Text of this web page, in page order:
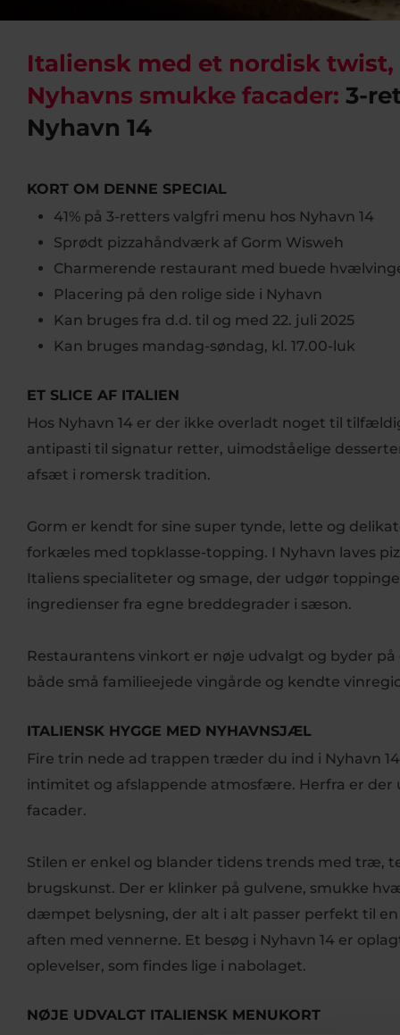
Italiensk med et nordisk
Nyhavns smukke facader: 3-
Nyhavn 14
KORT OM DENNE SPECIAL
41% på 3-retters valgfri menu hos Nyhavn 14
Sprødt pizzahåndværk af Gorm Wisweh
Charmerende restaurant med buede
Placering på den rolige side i Nyhavn
Kan bruges fra d.d. til og med 22. juli 2025
Kan bruges mandag-søndag, kl. 17.00-luk
ET SLICE AF ITALIEN
Hos Nyhavn 14 er der ikke overladt noget til
antipasti til signatur retter, uimodståelige
afsæt i romersk tradition.
Gorm er kendt for sine super tynde, lette og
forkæles med topklasse-topping. I Nyhavn laves
Italiens specialiteter og smage, der udgør
ingredienser fra egne breddegrader i sæson.
Restaurantens vinkort er nøje udvalgt og byder
både små familieejede vingårde og kendte
ITALIENSK HYGGE MED NYHAVNSJÆL
Fire trin nede ad trappen træder du ind i Nyhavn
intimitet og afslappende atmosfære. Herfra er der
facader.
Stilen er enkel og blander tidens trends med træ,
brugskunst. Der er klinker på gulvene, smukke
dæmpet belysning, der alt i alt passer perfekt til
aften med vennerne. Et besøg i Nyhavn 14 er
oplevelser, som findes lige i nabolaget.
NØJE UDVALGT ITALIENSK MENUKORT